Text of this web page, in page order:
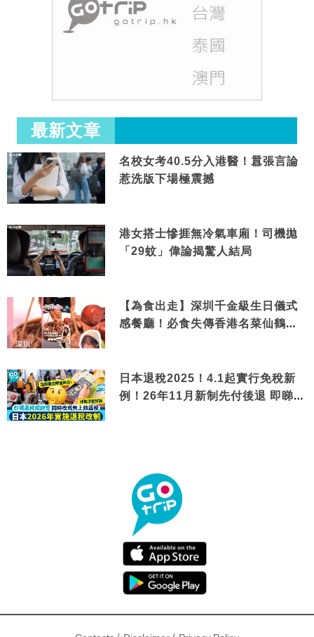
最新文章
名校女考40.5分入港醫！囂張言論
惹洗版下場極震撼
港女搭士慘捱無冷氣車廂！司機拋
「29蚊」偉論揭驚人結局
【為食出走】深圳千金級生日儀式
感餐廳！必食失傳香港名菜仙鶴神
日本退稅2025！4.1起實行免稅新
例！26年11月新制先付後退 即睇步